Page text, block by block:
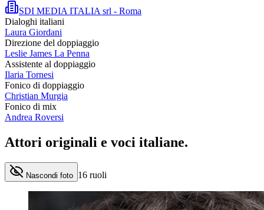
SDI MEDIA ITALIA srl - Roma
Dialoghi italiani
Laura Giordani
Direzione del doppiaggio
Leslie James La Penna
Assistente al doppiaggio
Ilaria Tornesi
Fonico di doppiaggio
Christian Murgia
Fonico di mix
Andrea Roversi
Attori originali e voci italiane.
Nascondi foto 16 ruoli